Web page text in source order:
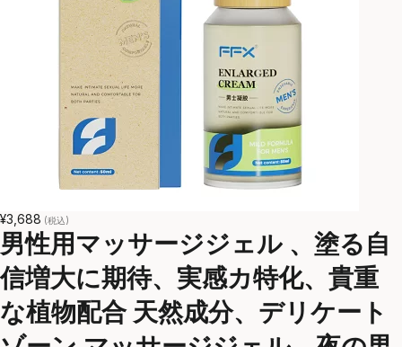
¥3,688 (税込)
男性用マッサージジェル 、塗る自
信増大に期待、実感カ特化、貴重
な植物配合 天然成分、デリケート